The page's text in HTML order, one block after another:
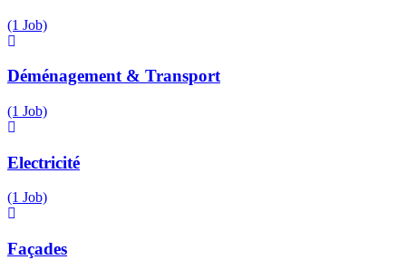
(1 Job)
Déménagement & Transport
(1 Job)
Electricité
(1 Job)
Façades